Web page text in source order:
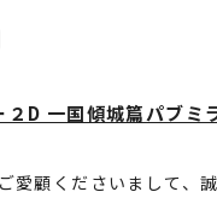
ャーズ 採用サイト
２D 一国傾城篇パブ
愛顧くださいまして、